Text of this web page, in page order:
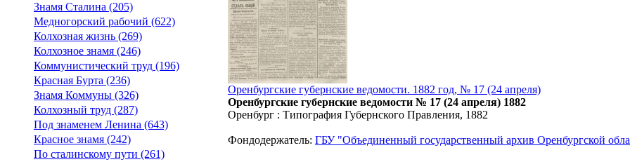
Знамя Сталина (205)
Медногорский рабочий (622)
Колхозная жизнь (269)
Колхозное знамя (246)
Коммунистический труд (196)
Красная Бурта (236)
Знамя Коммуны (326)
Колхозный труд (287)
Под знаменем Ленина (643)
Красное знамя (242)
По сталинскому пути (261)
Оренбургские губернские ведомости. 1882 год, № 17 (24 апреля)
Оренбургские губернские ведомости № 17 (24 апреля) 1882
Оренбург : Типография Губернского Правления, 1882
Фондодержатель: ГБУ "Объединенный государственный архив Оренбургской